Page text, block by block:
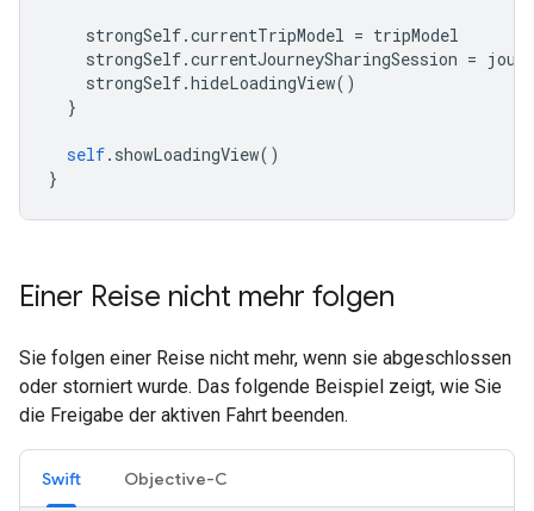
strongSelf.currentTripModel = tripModel
strongSelf.currentJourneySharingSession =
strongSelf.hideLoadingView()
}
self. showLoadingView()
}
Einer Reise nicht mehr folgen
Sie folgen einer Reise nicht mehr, wenn sie abgeschlossen
oder storniert wurde. Das folgende Beispiel zeigt, wie Sie
die Freigabe der aktiven Fahrt beenden.
Swift Objective-C